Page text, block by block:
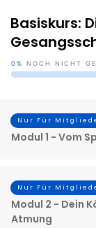
Basiskurs:
0% NOCH NICHT
Nur Für
Modul 1 - Vom
Nur Für
Modul 2 - Dein
Atmung